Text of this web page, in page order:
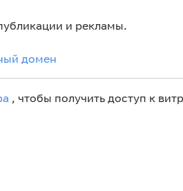
и рекламы.
домен
, чтобы получить доступ к